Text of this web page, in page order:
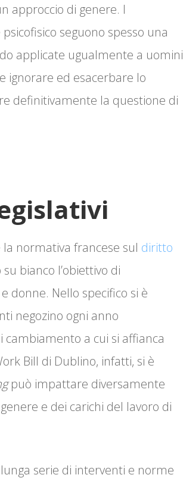
approccio di genere. I
seguono spesso una
applicate ugualmente a uomini
ignorare ed esacerbare lo
definitivamente la questione di
normativa francese sul diritto
bianco l’obiettivo di
donne. Nello specifico si è
negozino ogni anno
a cui si affianca
Bill di Dublino, infatti, si è
può impattare diversamente
e dei carichi del lavoro di
lunga serie di interventi e norme